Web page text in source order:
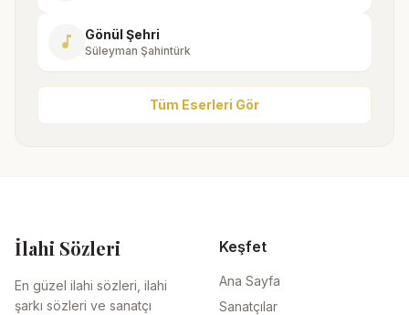
music_note Gönül Şehri
Süleyman Şahintürk
Tüm Eserleri Gör
İlahi Sözleri
En güzel ilahi sözleri, ilahi
şarkı sözleri ve sanatçı
Keşfet
Ana Sayfa
Sanatçılar